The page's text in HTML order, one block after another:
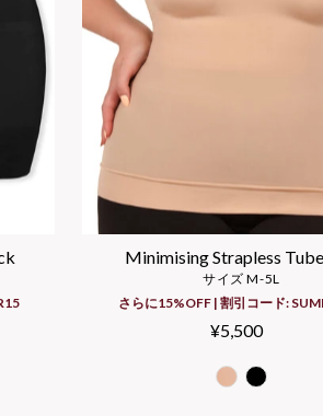
Minimising Strapless
サイズ M-5L
さらに15%OFF | 割引コード:
Regular
¥5,500